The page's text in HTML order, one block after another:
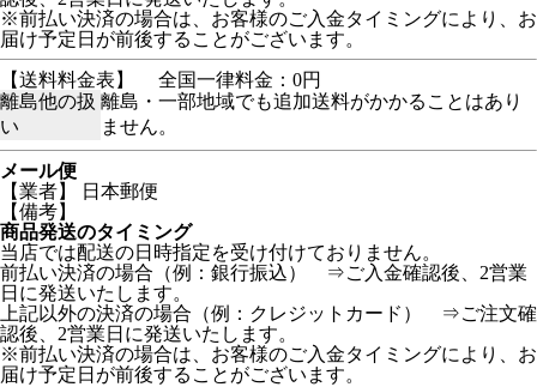
※前払い決済の場合は、お客様のご入金タイミングにより、お
届け予定日が前後することがございます。
【送料料金表】
全国一律料金：0円
離島他の扱
い
離島・一部地域でも追加送料がかかることはあり
ません。
メール便
【業者】 日本郵便
【備考】
商品発送のタイミング
当店では配送の日時指定を受け付けておりません。
前払い決済の場合（例：銀行振込） ⇒ご入金確認後、2営業
日に発送いたします。
上記以外の決済の場合（例：クレジットカード） ⇒ご注文確
認後、2営業日に発送いたします。
※前払い決済の場合は、お客様のご入金タイミングにより、お
届け予定日が前後することがございます。